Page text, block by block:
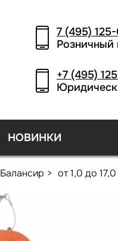
7 (495)
Розничный
+7 (495)
НОВИНКИ
Балансир от 1,0 до 17,0